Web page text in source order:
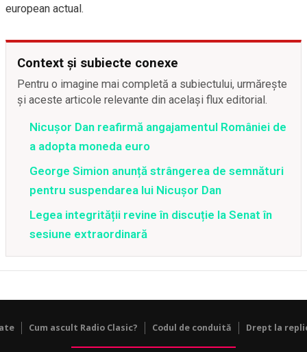
european actual.
Context și subiecte conexe
Pentru o imagine mai completă a subiectului, urmărește
și aceste articole relevante din același flux editorial.
Nicușor Dan reafirmă angajamentul României de
a adopta moneda euro
George Simion anunță strângerea de semnături
pentru suspendarea lui Nicușor Dan
Legea integrității revine în discuție la Senat în
sesiune extraordinară
Cum ascult Radio Clasic? Codul de conduită Drept la